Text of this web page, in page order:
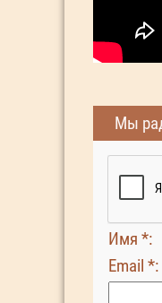
Мы
Имя *:
Email *: